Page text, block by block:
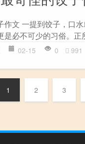
作文 一提到饺子，口
是必不可少的习俗。正
02-15 0 991
1 2 3